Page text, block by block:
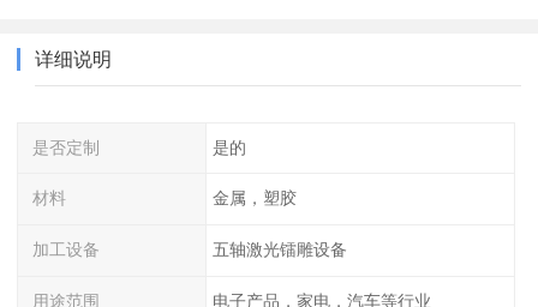
详细说明
是否定制 是的
材料 金属，塑胶
加工设备 五轴激光镭雕设备
用途范围 电子产品，家电，汽车等行业